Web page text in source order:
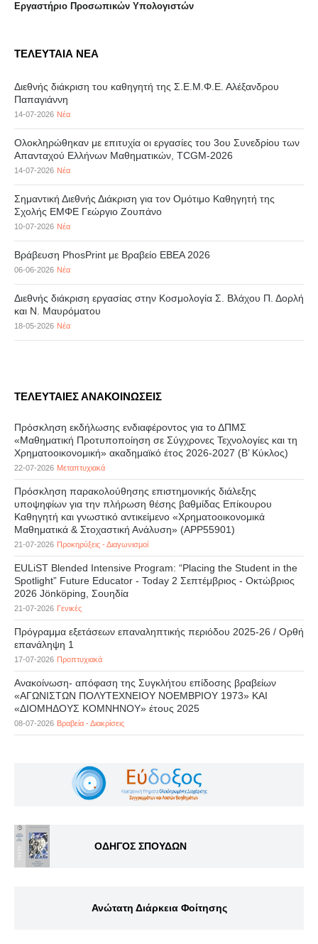
Eργαστήριo Προσωπικών Υπολογιστών
ΤΕΛΕΥΤΑΙΑ ΝΕΑ
Διεθνής διάκριση του καθηγητή της Σ.Ε.Μ.Φ.Ε. Αλέξανδρου
Παπαγιάννη
14-07-2026 Νέα
Ολοκληρώθηκαν με επιτυχία οι εργασίες του 3ου Συνεδρίου των
Απανταχού Ελλήνων Μαθηματικών, TCGM-2026
14-07-2026 Νέα
Σημαντική Διεθνής Διάκριση για τον Ομότιμο Καθηγητή της
Σχολής ΕΜΦΕ Γεώργιο Ζουπάνο
10-07-2026 Νέα
Βράβευση PhosPrint με Βραβείο ΕΒΕΑ 2026
06-06-2026 Νέα
Διεθνής διάκριση εργασίας στην Κοσμολογία Σ. Βλάχου Π. Δορλή
και Ν. Μαυρόματου
18-05-2026 Νέα
ΤΕΛΕΥΤΑΙΕΣ ΑΝΑΚΟΙΝΩΣΕΙΣ
Πρόσκληση εκδήλωσης ενδιαφέροντος για το ΔΠΜΣ
«Μαθηματική Προτυποποίηση σε Σύγχρονες Τεχνολογίες και τη
Χρηματοοικονομική» ακαδημαϊκό έτος 2026-2027 (B’ Kύκλος)
22-07-2026 Μεταπτυχιακά
Πρόσκληση παρακολούθησης επιστημονικής διάλεξης
υποψηφίων για την πλήρωση θέσης βαθμίδας Επίκουρου
Καθηγητή και γνωστικό αντικείμενο «Χρηματοοικονομικά
Μαθηματικά & Στοχαστική Ανάλυση» (APP55901)
21-07-2026 Προκηρύξεις - Διαγωνισμοί
EULiST Blended Intensive Program: “Placing the Student in the
Spotlight” Future Educator - Today 2 Σεπτέμβριος - Οκτώβριος
2026 Jönköping, Σουηδία
21-07-2026 Γενικές
Πρόγραμμα εξετάσεων επαναληπτικής περιόδου 2025-26 / Ορθή
επανάληψη 1
17-07-2026 Προπτυχιακά
Ανακοίνωση- απόφαση της Συγκλήτου επίδοσης βραβείων
«ΑΓΩΝΙΣΤΩΝ ΠΟΛΥΤΕΧΝΕΙΟΥ ΝΟΕΜΒΡΙΟΥ 1973» ΚΑΙ
«ΔΙΟΜΗΔΟΥΣ ΚΟΜΝΗΝΟΥ» έτους 2025
08-07-2026 Βραβεία - Διακρίσεις
ΟΔΗΓΟΣ ΣΠΟΥΔΩΝ
Ανώτατη Διάρκεια Φοίτησης